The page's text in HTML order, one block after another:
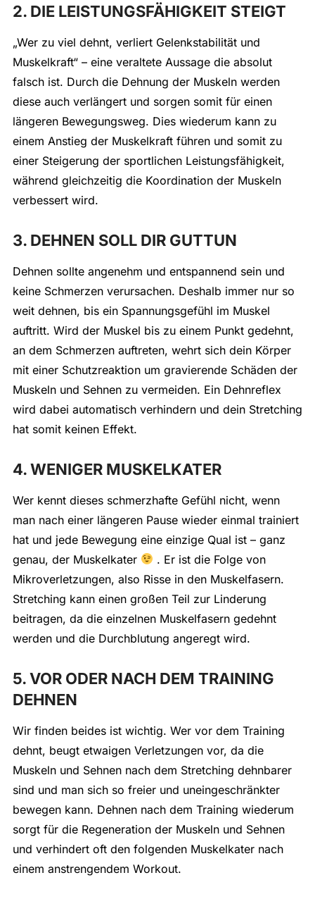
2. DIE LEISTUNGSFÄHIGKEIT STEIGT
„Wer zu viel dehnt, verliert Gelenkstabilität und
Muskelkraft“ – eine veraltete Aussage die absolut
falsch ist. Durch die Dehnung der Muskeln werden
diese auch verlängert und sorgen somit für einen
längeren Bewegungsweg. Dies wiederum kann zu
einem Anstieg der Muskelkraft führen und somit zu
einer Steigerung der sportlichen Leistungsfähigkeit,
während gleichzeitig die Koordination der Muskeln
verbessert wird.
3. DEHNEN SOLL DIR GUTTUN
Dehnen sollte angenehm und entspannend sein und
keine Schmerzen verursachen. Deshalb immer nur so
weit dehnen, bis ein Spannungsgefühl im Muskel
auftritt. Wird der Muskel bis zu einem Punkt gedehnt,
an dem Schmerzen auftreten, wehrt sich dein Körper
mit einer Schutzreaktion um gravierende Schäden der
Muskeln und Sehnen zu vermeiden. Ein Dehnreflex
wird dabei automatisch verhindern und dein Stretching
hat somit keinen Effekt.
4. WENIGER MUSKELKATER
Wer kennt dieses schmerzhafte Gefühl nicht, wenn
man nach einer längeren Pause wieder einmal trainiert
hat und jede Bewegung eine einzige Qual ist – ganz
genau, der Muskelkater
. Er ist die Folge von
Mikroverletzungen, also Risse in den Muskelfasern.
Stretching kann einen großen Teil zur Linderung
beitragen, da die einzelnen Muskelfasern gedehnt
werden und die Durchblutung angeregt wird.
5. VOR ODER NACH DEM TRAINING
DEHNEN
Wir finden beides ist wichtig. Wer vor dem Training
dehnt, beugt etwaigen Verletzungen vor, da die
Muskeln und Sehnen nach dem Stretching dehnbarer
sind und man sich so freier und uneingeschränkter
bewegen kann. Dehnen nach dem Training wiederum
sorgt für die Regeneration der Muskeln und Sehnen
und verhindert oft den folgenden Muskelkater nach
einem anstrengendem Workout.